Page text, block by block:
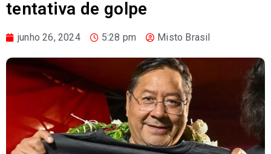
tentativa de golpe
junho 26, 2024 5:28 pm Misto Brasil